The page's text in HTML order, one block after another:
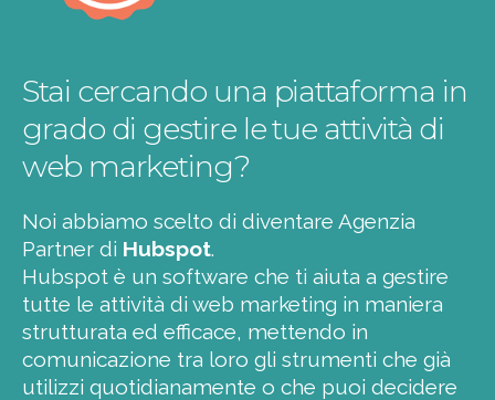
Stai cercando una piattaforma in
grado di gestire le tue attività di
web marketing?
Noi abbiamo scelto di diventare Agenzia
Partner di Hubspot.
Hubspot è un software che ti aiuta a gestire
tutte le attività di web marketing in maniera
strutturata ed efficace, mettendo in
comunicazione tra loro gli strumenti che già
utilizzi quotidianamente o che puoi decidere